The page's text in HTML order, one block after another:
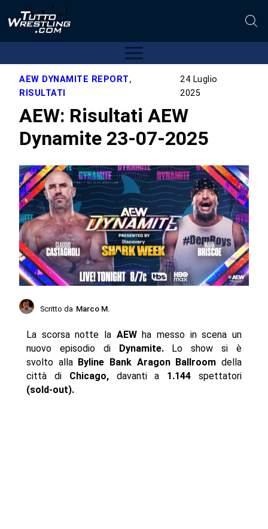
AEW DYNAMITE REPORT,
RISULTATI
24 Luglio
2025
AEW: Risultati AEW
Dynamite 23-07-2025
Scritto da Marco M.
La scorsa notte la AEWha messo in scena un
nuovo episodio di
Dynamite.Lo show si è
svolto alla Byline Bank Aragon Ballroom della
città di Chicago,davanti a 1.144 spettatori
(sold-out).